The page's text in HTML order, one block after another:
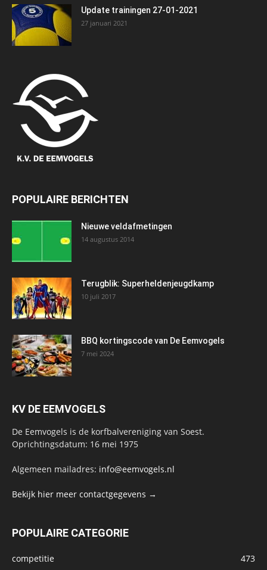
Update trainingen 27-01-2021
27 januari 2021
POPULAIRE BERICHTEN
Nieuwe veldafmetingen
14 augustus 2014
Terugblik: Superheldenjeugdkamp
10 juli 2017
BBQ kortingscode van De Eemvogels
7 mei 2024
KV DE EEMVOGELS
De Eemvogels is de korfbalvereniging van Soest.
Oprichtingsdatum: 16 mei 1975
Algemeen mailadres: info@eemvogels.nl
Bekijk hier meer contactgegevens →
POPULAIRE CATEGORIE
competitie
473